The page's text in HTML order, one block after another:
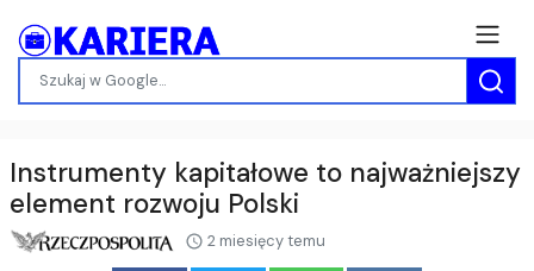
Instrumenty kapitałowe to najważniejszy
element rozwoju Polski
2 miesięcy temu